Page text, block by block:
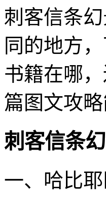
刺客信条
同的地方
书籍在哪
篇图文攻
刺客信条
一、哈比